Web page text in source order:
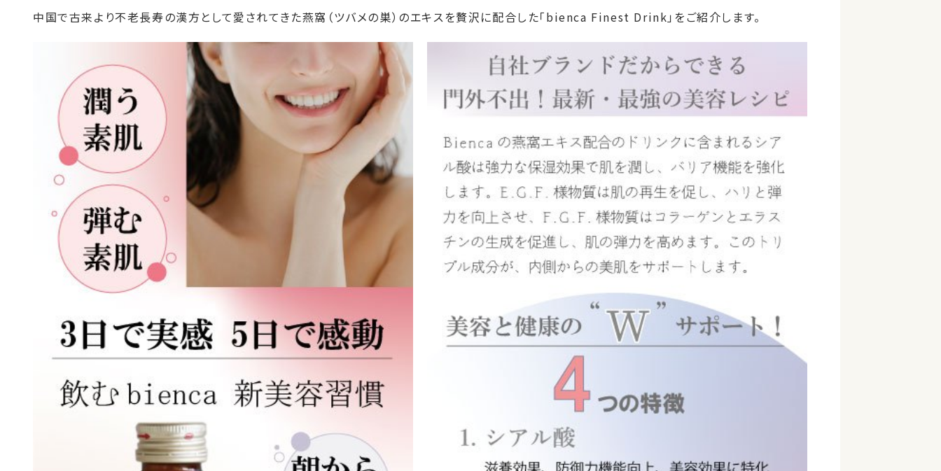
中国で古来より不老長寿の漢方として愛されてきた燕窩（ツバメの巣）のエキスを贅沢に配合した「bienca Finest Drink」をご紹介します。